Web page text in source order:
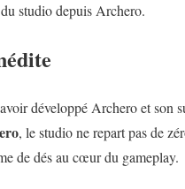
studio depuis Archero.
développé Archero et son
, le studio ne repart pas de
de dés au cœur du gameplay.